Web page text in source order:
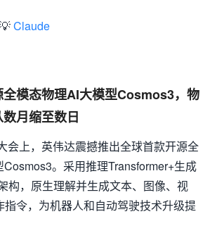
Claude
全模态物理AI大模型Cosmos3，物
月缩至数日
会上，英伟达震撼推出全球首款开源全
。采用推理Transformer+生成
构，原生理解并生成文本、图像、视
令，为机器人和自动驾驶技术升级提